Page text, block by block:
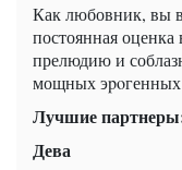
Как любовник, вы
постоянная
прелюдию и
мощных эpoгенных
Лучшие
Дева